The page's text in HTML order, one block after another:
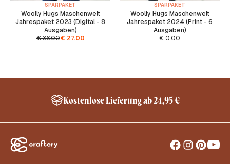
SPARPAKET
Woolly Hugs Maschenwelt
Jahrespaket 2023 (Digital - 8
Ausgaben)
€36.00€ 27.00
SPARPAKET
Woolly Hugs Maschenwelt
Jahrespaket 2024 (Print - 6
Ausgaben)
€ 0.00
Kostenlose Lieferung ab 24,95 €